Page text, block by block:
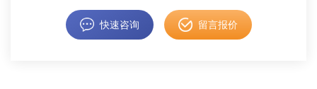
快速咨询 留言报价